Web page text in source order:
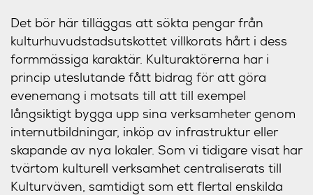
Det bör här tilläggas att sökta pengar från
kulturhuvudstadsutskottet villkorats hårt i dess
formmässiga karaktär. Kulturaktörerna har i
princip uteslutande fått bidrag för att göra
evenemang i motsats till att till exempel
långsiktigt bygga upp sina verksamheter genom
internutbildningar, inköp av infrastruktur eller
skapande av nya lokaler. Som vi tidigare visat har
tvärtom kulturell verksamhet centraliserats till
Kulturväven, samtidigt som ett flertal enskilda